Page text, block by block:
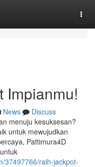
Impianmu!
News
Discuss
menuju kesuksesan?
untuk mewujudkan
Pattimura4D
37497766/raih-jackpot-